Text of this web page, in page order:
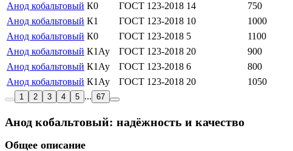
Анод кобальтовый К0 ГОСТ 123-2018 14 750
Анод кобальтовый К1 ГОСТ 123-2018 10 1000
Анод кобальтовый К0 ГОСТ 123-2018 5 1100
Анод кобальтовый К1Ау ГОСТ 123-2018 20 900
Анод кобальтовый К1Ау ГОСТ 123-2018 6 800
Анод кобальтовый К1Ау ГОСТ 123-2018 20 1050
1
2 3 4 5 ... 67
Анод кобальтовый: надёжность и качество
Общее описание